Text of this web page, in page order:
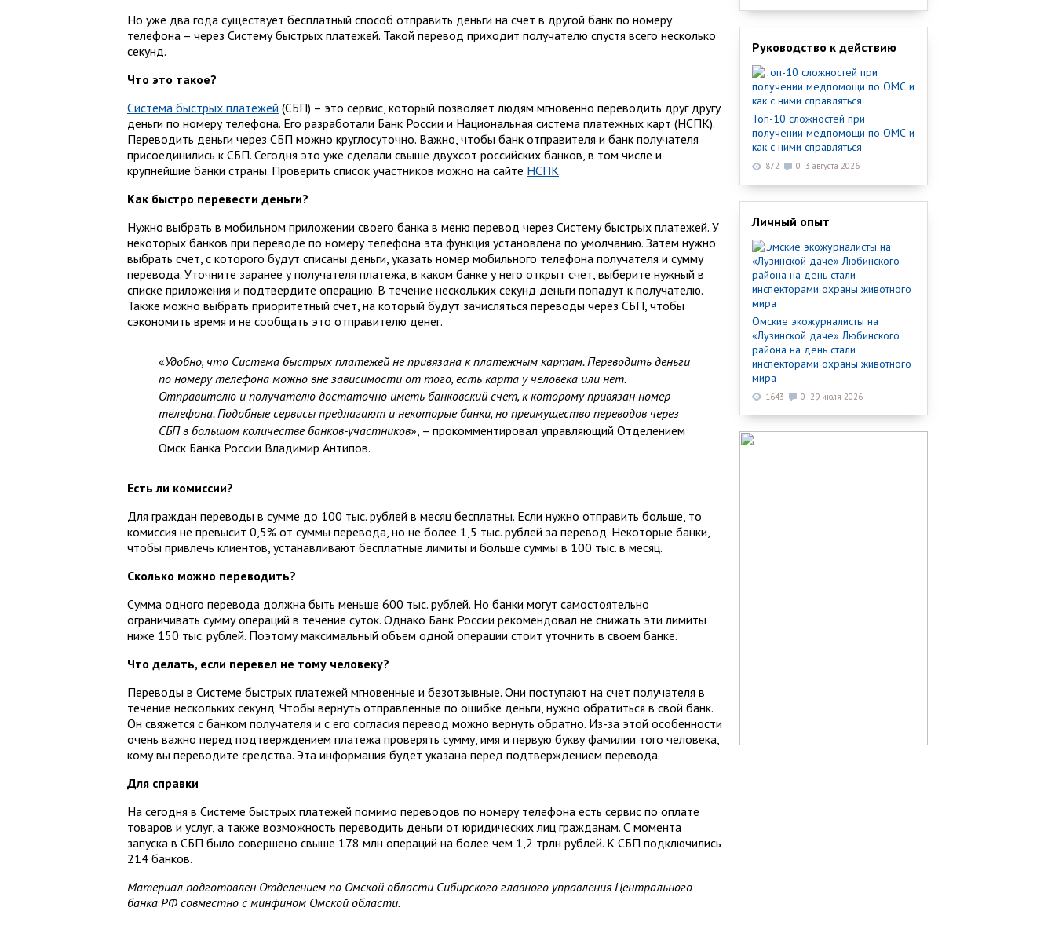
Но уже два года существует бесплатный способ отправить деньги на счет в другой банк по номеру
телефона – через Систему быстрых платежей. Такой перевод приходит получателю спустя всего несколько
секунд.
Что это такое?
Система быстрых платежей (СБП) – это сервис, который позволяет людям мгновенно переводить друг другу
деньги по номеру телефона. Его разработали Банк России и Национальная система платежных карт (НСПК).
Переводить деньги через СБП можно круглосуточно. Важно, чтобы банк отправителя и банк получателя
присоединились к СБП. Сегодня это уже сделали свыше двухсот российских банков, в том числе и
крупнейшие банки страны. Проверить список участников можно на сайте НСПК.
Как быстро перевести деньги?
Нужно выбрать в мобильном приложении своего банка в меню перевод через Систему быстрых платежей. У
некоторых банков при переводе по номеру телефона эта функция установлена по умолчанию. Затем нужно
выбрать счет, с которого будут списаны деньги, указать номер мобильного телефона получателя и сумму
перевода. Уточните заранее у получателя платежа, в каком банке у него открыт счет, выберите нужный в
списке приложения и подтвердите операцию. В течение нескольких секунд деньги попадут к получателю.
Также можно выбрать приоритетный счет, на который будут зачисляться переводы через СБП, чтобы
сэкономить время и не сообщать это отправителю денег.
«Удобно, что Система быстрых платежей не привязана к платежным картам. Переводить деньги
по номеру телефона можно вне зависимости от того, есть карта у человека или нет.
Отправителю и получателю достаточно иметь банковский счет, к которому привязан номер
телефона. Подобные сервисы предлагают и некоторые банки, но преимущество переводов через
СБП в большом количестве банков-участников», – прокомментировал управляющий Отделением
Омск Банка России Владимир Антипов.
Есть ли комиссии?
Для граждан переводы в сумме до 100 тыс. рублей в месяц бесплатны. Если нужно отправить больше, то
комиссия не превысит 0,5% от суммы перевода, но не более 1,5 тыс. рублей за перевод. Некоторые банки,
чтобы привлечь клиентов, устанавливают бесплатные лимиты и больше суммы в 100 тыс. в месяц.
Сколько можно переводить?
Сумма одного перевода должна быть меньше 600 тыс. рублей. Но банки могут самостоятельно
ограничивать сумму операций в течение суток. Однако Банк России рекомендовал не снижать эти лимиты
ниже 150 тыс. рублей. Поэтому максимальный объем одной операции стоит уточнить в своем банке.
Что делать, если перевел не тому человеку?
Переводы в Системе быстрых платежей мгновенные и безотзывные. Они поступают на счет получателя в
течение нескольких секунд. Чтобы вернуть отправленные по ошибке деньги, нужно обратиться в свой банк.
Он свяжется с банком получателя и с его согласия перевод можно вернуть обратно. Из-за этой особенности
очень важно перед подтверждением платежа проверять сумму, имя и первую букву фамилии того человека,
кому вы переводите средства. Эта информация будет указана перед подтверждением перевода.
Для справки
На сегодня в Системе быстрых платежей помимо переводов по номеру телефона есть сервис по оплате
товаров и услуг, а также возможность переводить деньги от юридических лиц гражданам. С момента
запуска в СБП было совершено свыше 178 млн операций на более чем 1,2 трлн рублей. К СБП подключились
214 банков.
Материал подготовлен Отделением по Омской области Сибирского главного управления Центрального
банка РФ совместно с минфином Омской области.
Руководство к действию
Топ-10 сложностей при
получении медпомощи по ОМС и
как с ними справляться
872 0 3 августа 2026
Личный опыт
Омские экожурналисты на
«Лузинской даче» Любинского
района на день стали
инспекторами охраны животного
мира
1643 0 29 июля 2026